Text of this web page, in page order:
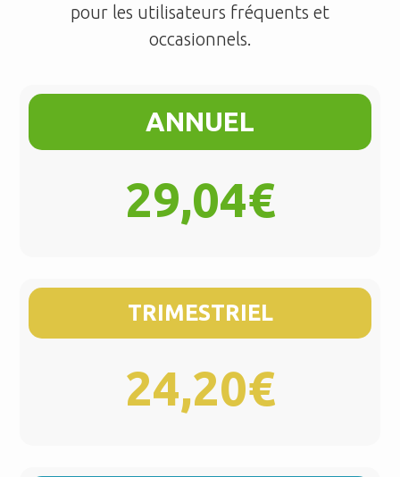
pour les utilisateurs fréquents et
occasionnels.
ANNUEL
29,04€
TRIMESTRIEL
24,20€